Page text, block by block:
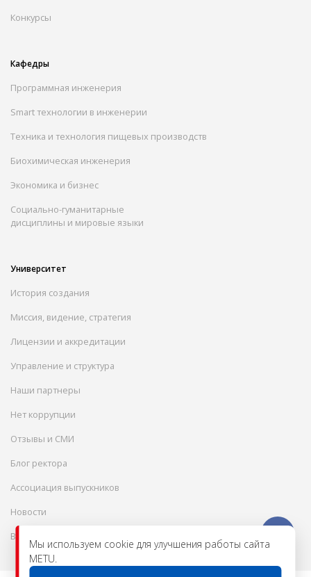
Мы используем cookie для улучшения работы сайта
METU.
Конкурсы
Кафедры
Программная инженерия
Smart технологии в инженерии
Техника и технология пищевых производств
Биохимическая инженерия
Экономика и бизнес
Социально-гуманитарные
дисциплины и мировые языки
Университет
История создания
Миссия, видение, стратегия
Лицензии и аккредитации
Управление и структура
Наши партнеры
Нет коррупции
Отзывы и СМИ
Блог ректора
Ассоциация выпускников
Новости
Вакансии